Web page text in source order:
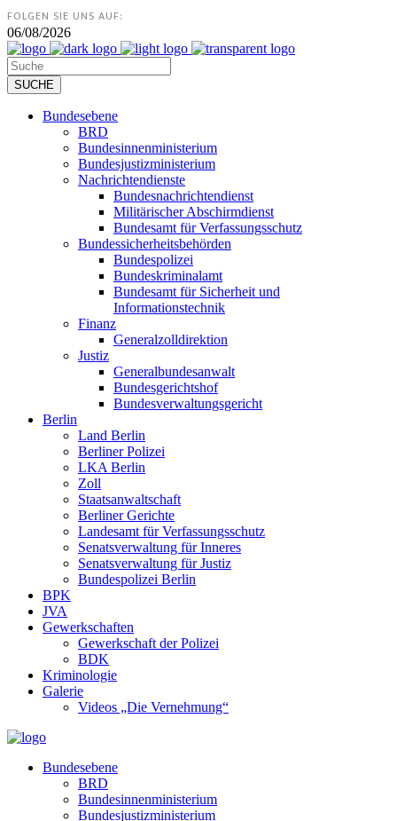
FOLGEN SIE UNS AUF:
06/08/2026
Bundesebene
BRD
Bundesinnenministerium
Bundesjustizministerium
Nachrichtendienste
Bundesnachrichtendienst
Militärischer Abschirmdienst
Bundesamt für Verfassungsschutz
Bundessicherheitsbehörden
Bundespolizei
Bundeskriminalamt
Bundesamt für Sicherheit und
Informationstechnik
Finanz
Generalzolldirektion
Justiz
Generalbundesanwalt
Bundesgerichtshof
Bundesverwaltungsgericht
Berlin
Land Berlin
Berliner Polizei
LKA Berlin
Zoll
Staatsanwaltschaft
Berliner Gerichte
Landesamt für Verfassungsschutz
Senatsverwaltung für Inneres
Senatsverwaltung für Justiz
Bundespolizei Berlin
BPK
JVA
Gewerkschaften
Gewerkschaft der Polizei
BDK
Kriminologie
Galerie
Videos „Die Vernehmung“
Bundesebene
BRD
Bundesinnenministerium
Bundesjustizministerium